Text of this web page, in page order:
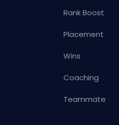
Rank Boost
Placement
Wins
Coaching
Teammate